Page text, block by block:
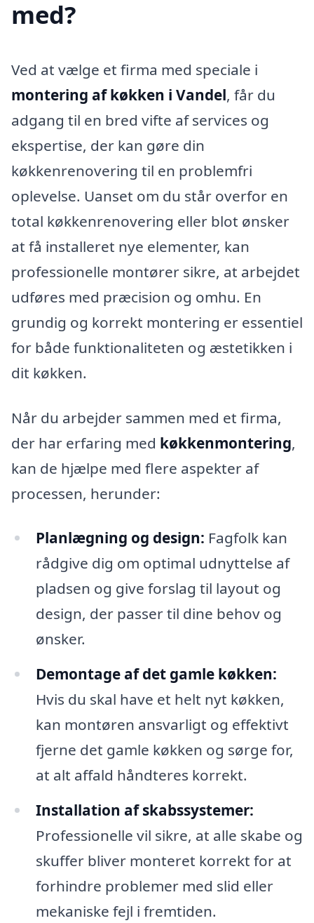
med?
Ved at vælge et firma med speciale i
montering af køkken i Vandel, får du
adgang til en bred vifte af services og
ekspertise, der kan gøre din
køkkenrenovering til en problemfri
oplevelse. Uanset om du står overfor en
total køkkenrenovering eller blot ønsker
at få installeret nye elementer, kan
professionelle montører sikre, at arbejdet
udføres med præcision og omhu. En
grundig og korrekt montering er essentiel
for både funktionaliteten og æstetikken i
dit køkken.
Når du arbejder sammen med et firma,
der har erfaring med køkkenmontering,
kan de hjælpe med flere aspekter af
processen, herunder:
Planlægning og design: Fagfolk kan
rådgive dig om optimal udnyttelse af
pladsen og give forslag til layout og
design, der passer til dine behov og
ønsker.
Demontage af det gamle køkken:
Hvis du skal have et helt nyt køkken,
kan montøren ansvarligt og effektivt
fjerne det gamle køkken og sørge for,
at alt affald håndteres korrekt.
Installation af skabssystemer:
Professionelle vil sikre, at alle skabe og
skuffer bliver monteret korrekt for at
forhindre problemer med slid eller
mekaniske fejl i fremtiden.